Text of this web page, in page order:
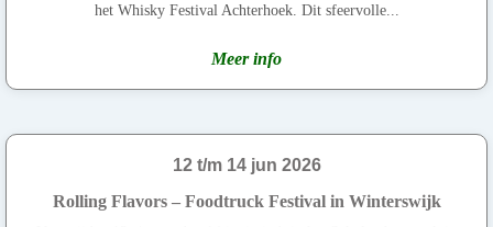
het Whisky Festival Achterhoek. Dit sfeervolle...
Meer info
12 t/m 14 jun 2026
Rolling Flavors – Foodtruck Festival in Winterswijk